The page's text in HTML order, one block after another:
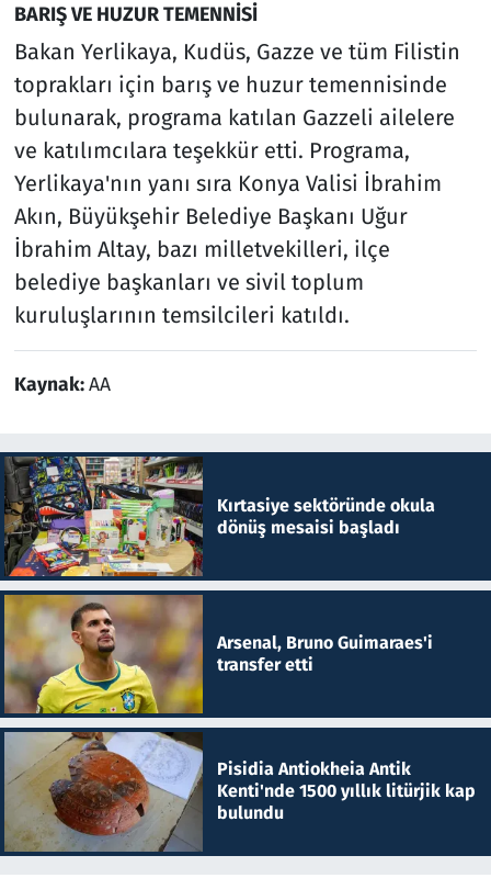
BARIŞ VE HUZUR TEMENNİSİ
Bakan Yerlikaya, Kudüs, Gazze ve tüm Filistin
toprakları için barış ve huzur temennisinde
bulunarak, programa katılan Gazzeli ailelere
ve katılımcılara teşekkür etti. Programa,
Yerlikaya'nın yanı sıra Konya Valisi İbrahim
Akın, Büyükşehir Belediye Başkanı Uğur
İbrahim Altay, bazı milletvekilleri, ilçe
belediye başkanları ve sivil toplum
kuruluşlarının temsilcileri katıldı.
Kaynak:AA
Kırtasiye sektöründe okula
dönüş mesaisi başladı
Arsenal, Bruno Guimaraes'i
transfer etti
Pisidia Antiokheia Antik
Kenti'nde 1500 yıllık litürjik kap
bulundu